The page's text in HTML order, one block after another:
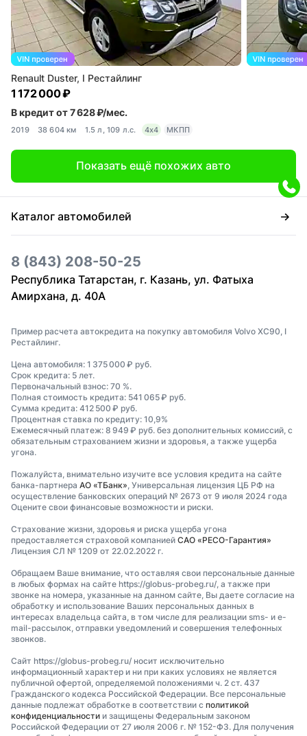
Renault Duster, I Рестайлинг
1 172 000 ₽
В кредит от 7 628 ₽/мес.
2019 38 604 км 1.5 л, 109 л.с. 4x4 МКПП
Показать ещё похожих авто
Каталог автомобилей
8 (843) 208-50-25
Республика Татарстан, г. Казань, ул. Фатыха
Амирхана, д. 40А
Пример расчета автокредита на покупку автомобиля Volvo XC90, I
Рестайлинг.
Цена автомобиля: 1 375 000 ₽ руб.
Срок кредита: 5 лет.
Первоначальный взнос: 70 %.
Полная стоимость кредита: 541 065 ₽ руб.
Сумма кредита: 412 500 ₽ руб.
Процентная ставка по кредиту: 10,9%
Ежемесячный платеж: 8 949 ₽ руб. без дополнительных комиссий, с
обязательным страхованием жизни и здоровья, а также ущерба
угона.
Пожалуйста, внимательно изучите все условия кредита на сайте
банка-партнера АО «ТБанк», Универсальная лицензия ЦБ РФ на
осуществление банковских операций № 2673 от 9 июля 2024 года
Оцените свои финансовые возможности и риски.
Страхование жизни, здоровья и риска ущерба угона
предоставляется страховой компанией САО «РЕСО-Гарантия»
Лицензия СЛ № 1209 от 22.02.2022 г.
Обращаем Ваше внимание, что оставляя свои персональные данные
в любых формах на сайте https://globus-probeg.ru/, а также при
звонке на номера, указанные на данном сайте, Вы даете согласие на
обработку и использование Ваших персональных данных в
интересах владельца сайта, в том числе для реализации sms- и e-
mail-рассылок, отправки уведомлений и совершения телефонных
звонков.
Сайт https://globus-probeg.ru/ носит исключительно
информационный характер и ни при каких условиях не является
публичной офертой, определяемой положениями ч. 2 ст. 437
Гражданского кодекса Российской Федерации. Все персональные
данные подлежат обработке в соответствии с политикой
конфиденциальности и защищены Федеральным законом
Российской Федерации от 27 июля 2006 г. № 152-ФЗ. Для получения